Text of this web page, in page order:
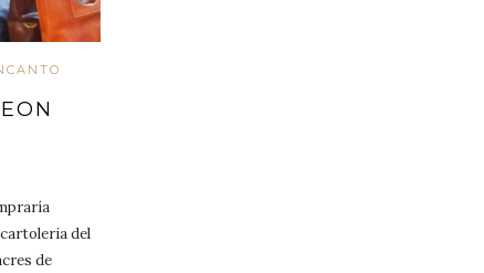
del
de